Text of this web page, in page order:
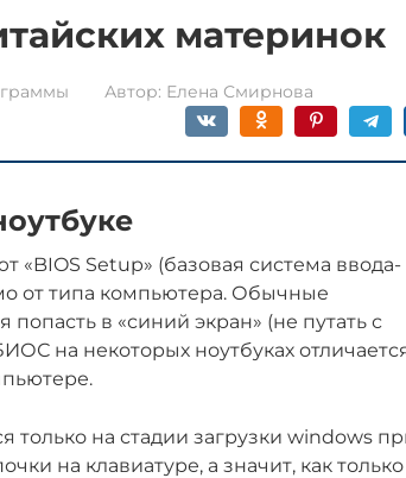
материнок
Автор: Елена Смирнова
Setup» (базовая система ввода-
от типа компьютера. Обычные
в «синий экран» (не путать с
на некоторых ноутбуках
на стадии загрузки windows
на клавиатуре, а значит, как